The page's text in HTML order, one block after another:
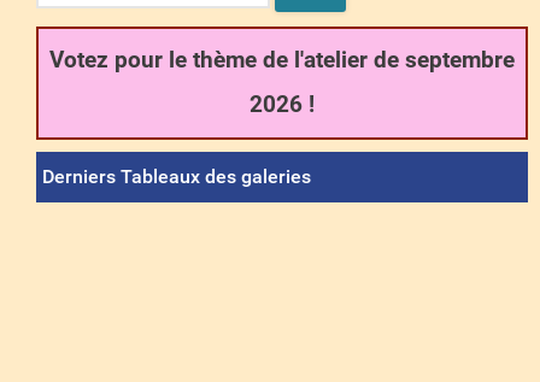
Votez pour le thème de l'atelier de septembre
2026 !
Derniers Tableaux des galeries